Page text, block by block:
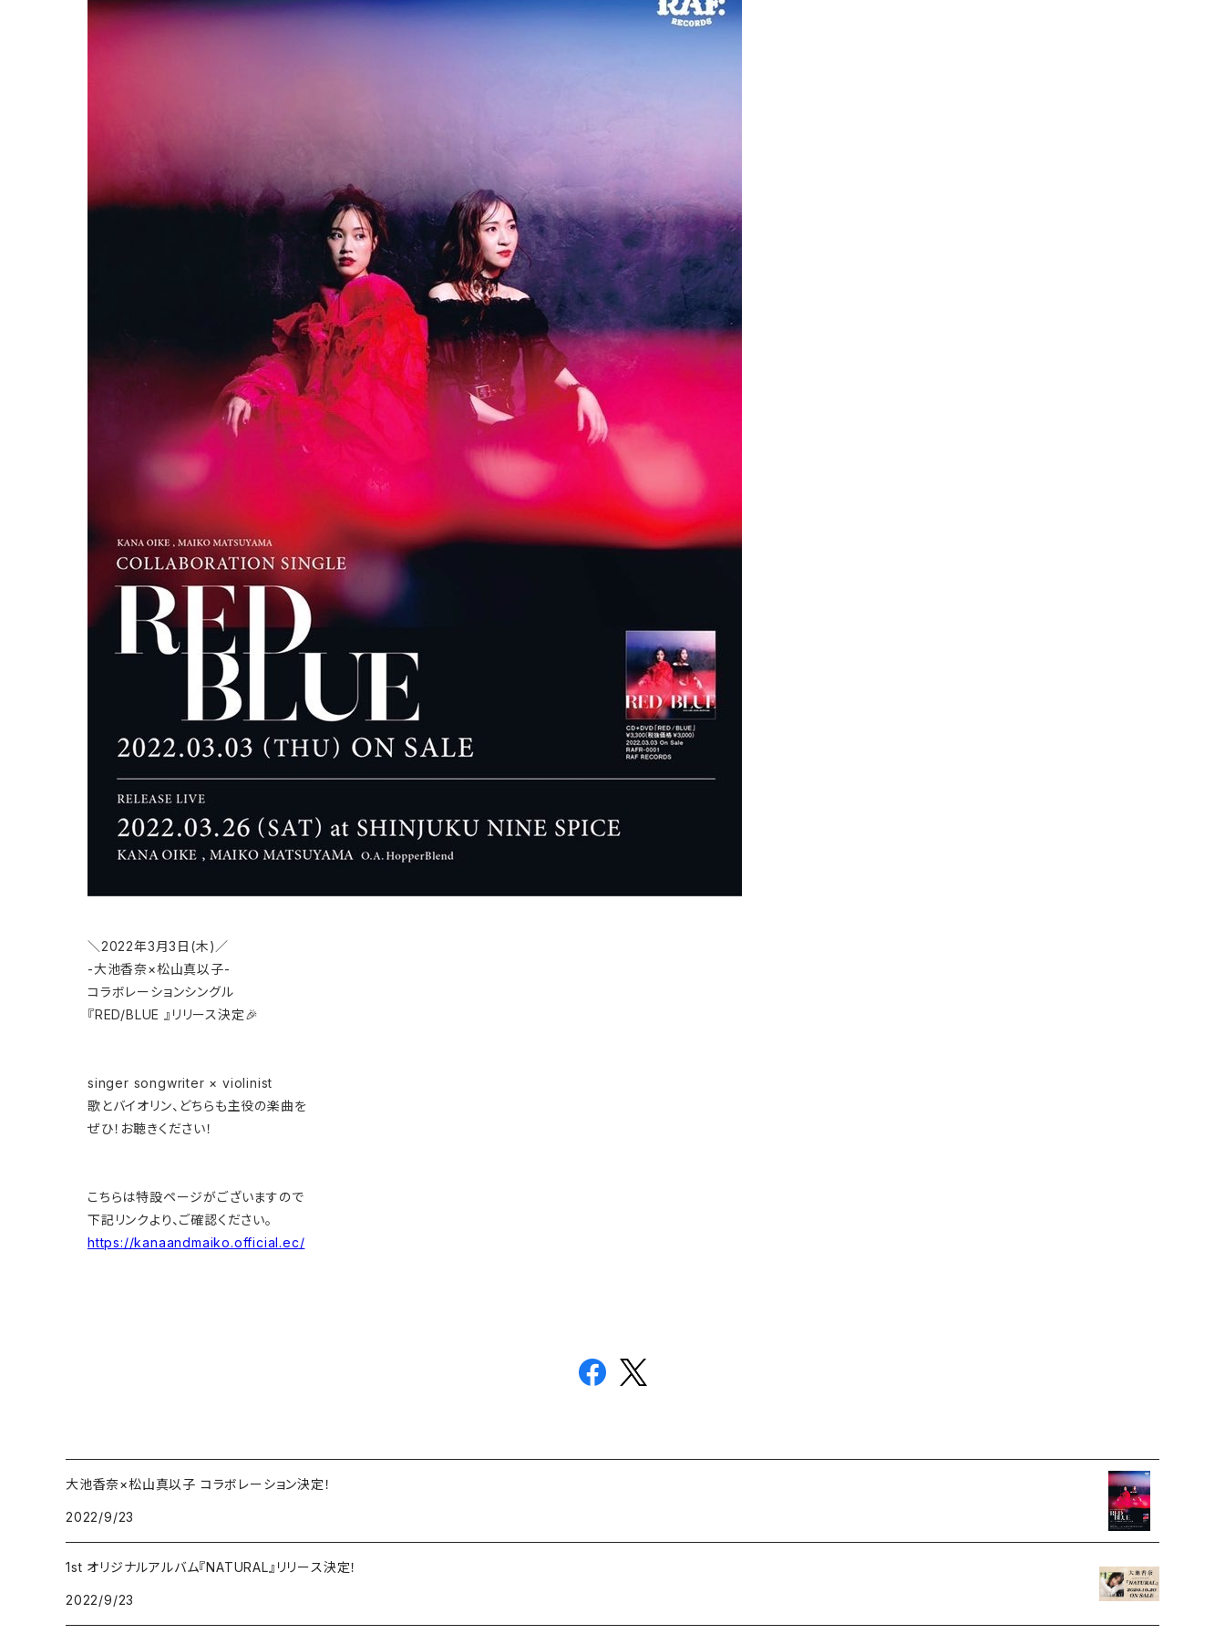
＼2022年3月3日(木)／
-大池香奈×松山真以子-
コラボレーションシングル
『RED/BLUE 』リリース決定🎉
singer songwriter × violinist
歌とバイオリン、どちらも主役の楽曲を
ぜひ！お聴きください！
こちらは特設ページがございますので
下記リンクより、ご確認ください。
https://kanaandmaiko.official.ec/
大池香奈×松山真以子 コラボレーション決定！
2022/9/23
1st オリジナルアルバム『NATURAL』リリース決定！
2022/9/23